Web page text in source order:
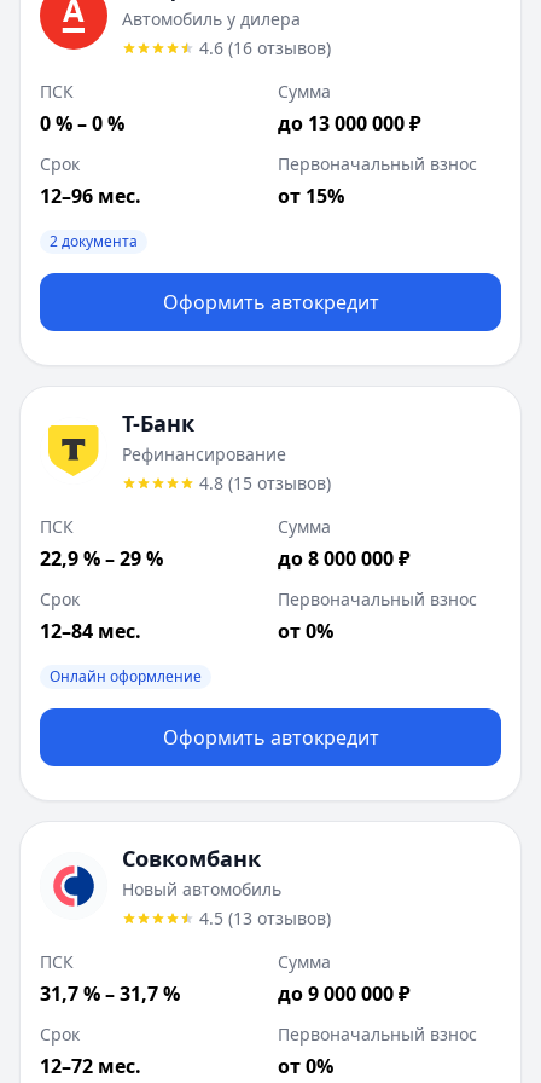
Лейблы:2 документа
Требования: Наличие гражданства РФ, Постоянная
Документы:
Кредит на покупку автомобиля у
Цель:
Возраст:
Т-Банк:Рефинансирование
Сумма:100 000
Срок до:
Первоначальный взнос от:0%
ПСК:
Рейтинг:4.8(15отзывов)
Лейблы:
Требования: Наличие гражданства РФ, Постоянная
Документы:
Паспорт
• Надбавка к ставке: +15% с 61-го дня при
Цель:
Совкомбанк
:Новый автомобиль
Ставка от:
Сумма:300 000
Первоначальный взнос от:
ПСК:31.7
Рейтинг:
отзывов)
Лейблы:
2 документа, Онлайн оформление, Выкуп, Без
Требования:Наличие гражданства РФ, Постоянная
Документы:
Описание:
• Кредит на новые автомобили российских
85лет
:Наличные на авто
Сумма:300 000- 10 000 000
Срок до:
Первоначальный взнос от:
%
Автомобиль у дилера
4.6 (16 отзывов)
ПСК
0 % – 0 %
Сумма
до 13 000 000 ₽
Срок
12–96 мес.
Первоначальный взнос
от 15%
2 документа
Оформить автокредит
Т-Банк
Рефинансирование
4.8 (15 отзывов)
ПСК
22,9 % – 29 %
Сумма
до 8 000 000 ₽
Срок
12–84 мес.
Первоначальный взнос
от 0%
Онлайн оформление
Оформить автокредит
Совкомбанк
Новый автомобиль
4.5 (13 отзывов)
ПСК
31,7 % – 31,7 %
Сумма
до 9 000 000 ₽
Срок
12–72 мес.
Первоначальный взнос
от 0%